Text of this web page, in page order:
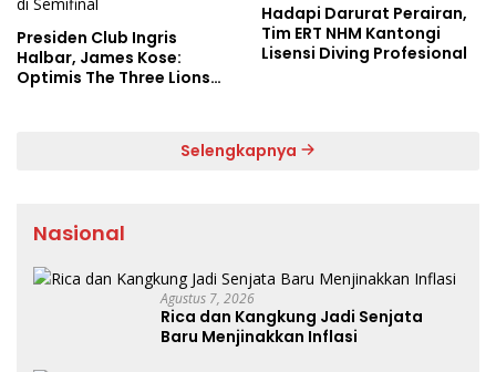
Presiden Club Ingris
Halbar, James Kose:
Optimis The Three Lions
Hadapi Darurat Perairan,
Tim ERT NHM Kantongi
Lisensi Diving Profesional
Selengkapnya
Nasional
Agustus 7, 2026
Rica dan Kangkung Jadi Senjata
Baru Menjinakkan Inflasi